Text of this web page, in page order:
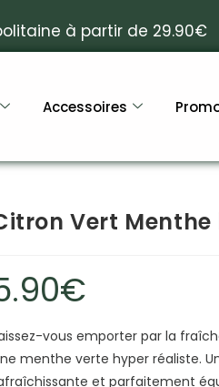
à partir de 29.90€
Accessoires
Vert Menthe
€
vous emporter par la
menthe verte hyper réaliste.
et parfaitement